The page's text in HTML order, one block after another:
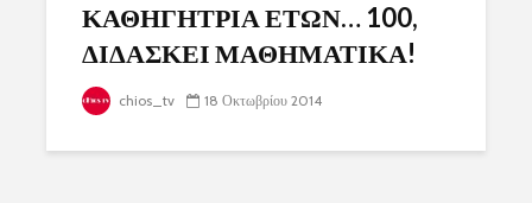
ΚΑΘΗΓΗΤΡΙΑ ΕΤΩΝ… 100,
ΔΙΔΑΣΚΕΙ ΜΑΘΗΜΑΤΙΚΑ!
chios_tv 18 Οκτωβρίου 2014